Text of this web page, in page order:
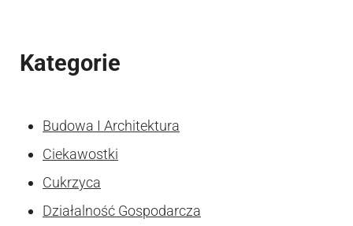
Kategorie
Budowa I Architektura
Ciekawostki
Cukrzyca
Działalność Gospodarcza